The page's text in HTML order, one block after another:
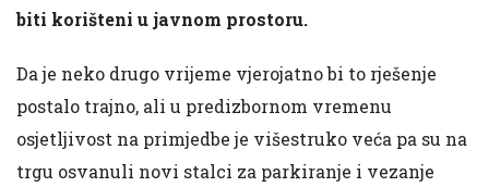
biti korišteni u javnom prostoru.
Da je neko drugo vrijeme vjerojatno bi to rješenje
postalo trajno, ali u predizbornom vremenu
osjetljivost na primjedbe je višestruko veća pa su na
trgu osvanuli novi stalci za parkiranje i vezanje